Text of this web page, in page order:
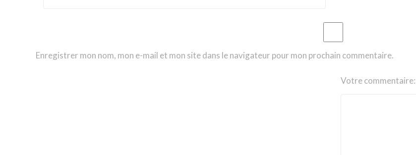
Enregistrer mon nom, mon e-mail et mon site dans le navigateur pour mon prochain commentaire.
Votre commentaire: